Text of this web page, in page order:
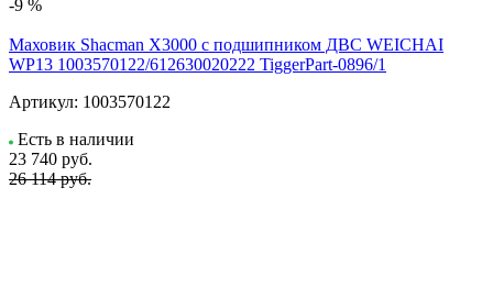
-9 %
Маховик Shacman X3000 с подшипником ДВС WEICHAI
WP13 1003570122/612630020222 TiggerPart-0896/1
Артикул: 1003570122
Есть в наличии
23 740 руб.
26 114 руб.